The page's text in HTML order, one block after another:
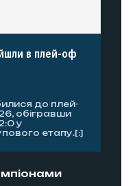
в плей-оф
до плей-
обігравши
у
етапу.[:]